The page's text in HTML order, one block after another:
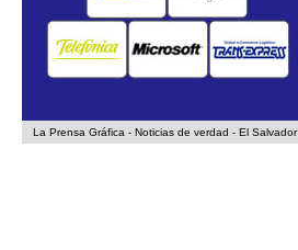
La Prensa Gráfica - Noticias de verdad - El Salvador